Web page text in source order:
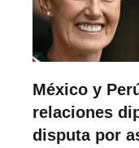
México y
relaciones
disputa por